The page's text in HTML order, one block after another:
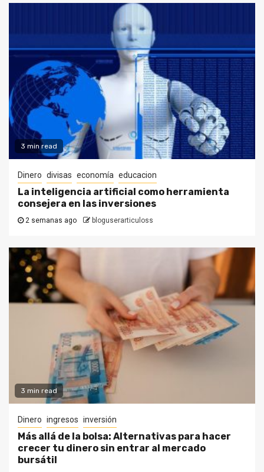
3 min read
Dinero divisas economía educacion
La inteligencia artificial como herramienta
consejera en las inversiones
2 semanas ago bloguserarticuloss
3 min read
Dinero ingresos inversión
Más allá de la bolsa: Alternativas para hacer
crecer tu dinero sin entrar al mercado
bursátil